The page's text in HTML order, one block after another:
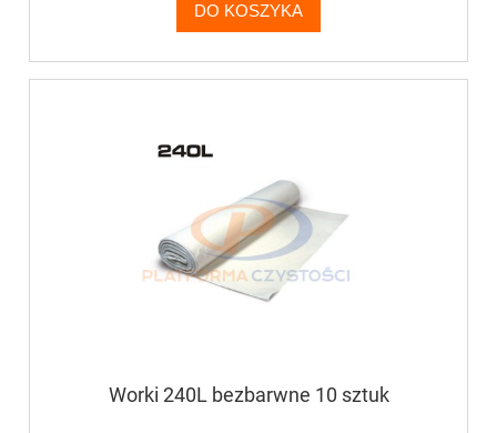
DO KOSZYKA
Worki 240L bezbarwne 10 sztuk